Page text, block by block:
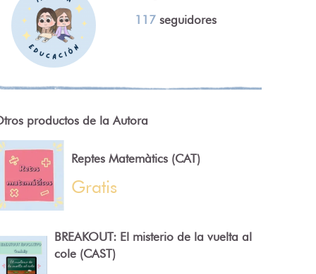
117 seguidores
productos de la Autora
Reptes Matemàtics (CAT)
Gratis
BREAKOUT: El misterio de la vuelta al
cole (CAST)